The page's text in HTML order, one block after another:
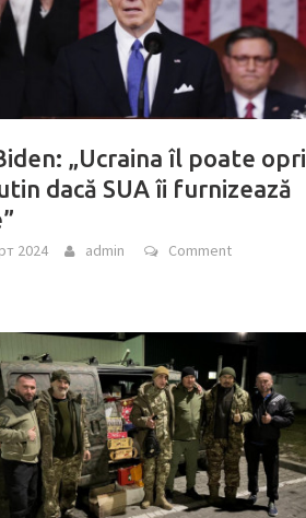
„Ucraina îl poate opri
dacă SUA îi furnizează
2024 admin Comment